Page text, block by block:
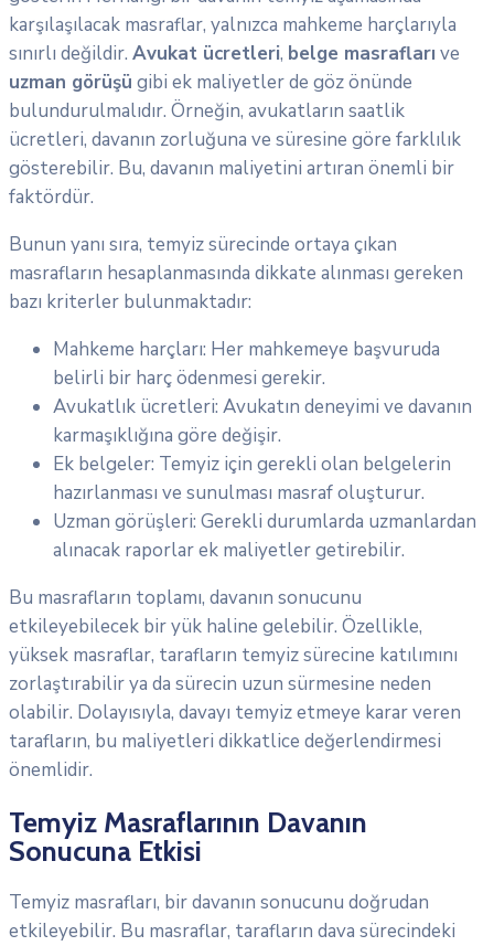
karşılaşılacak masraflar, yalnızca mahkeme harçlarıyla
sınırlı değildir. Avukat ücretleri, belge masrafları ve
uzman görüşü gibi ek maliyetler de göz önünde
bulundurulmalıdır. Örneğin, avukatların saatlik
ücretleri, davanın zorluğuna ve süresine göre farklılık
gösterebilir. Bu, davanın maliyetini artıran önemli bir
faktördür.
Bunun yanı sıra, temyiz sürecinde ortaya çıkan
masrafların hesaplanmasında dikkate alınması gereken
bazı kriterler bulunmaktadır:
Mahkeme harçları: Her mahkemeye başvuruda
belirli bir harç ödenmesi gerekir.
Avukatlık ücretleri: Avukatın deneyimi ve davanın
karmaşıklığına göre değişir.
Ek belgeler: Temyiz için gerekli olan belgelerin
hazırlanması ve sunulması masraf oluşturur.
Uzman görüşleri: Gerekli durumlarda uzmanlardan
alınacak raporlar ek maliyetler getirebilir.
Bu masrafların toplamı, davanın sonucunu
etkileyebilecek bir yük haline gelebilir. Özellikle,
yüksek masraflar, tarafların temyiz sürecine katılımını
zorlaştırabilir ya da sürecin uzun sürmesine neden
olabilir. Dolayısıyla, davayı temyiz etmeye karar veren
tarafların, bu maliyetleri dikkatlice değerlendirmesi
önemlidir.
Temyiz Masraflarının Davanın
Sonucuna Etkisi
Temyiz masrafları, bir davanın sonucunu doğrudan
etkileyebilir. Bu masraflar, tarafların dava sürecindeki